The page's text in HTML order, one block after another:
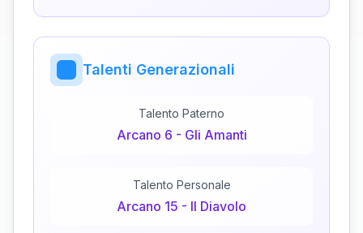
Talenti Generazionali
Talento Paterno
Arcano 6 - Gli Amanti
Talento Personale
Arcano 15 - Il Diavolo